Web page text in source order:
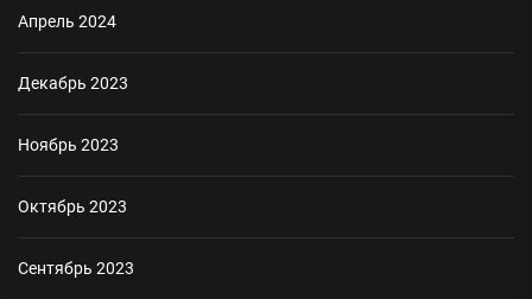
Апрель 2024
Декабрь 2023
Ноябрь 2023
Октябрь 2023
Сентябрь 2023